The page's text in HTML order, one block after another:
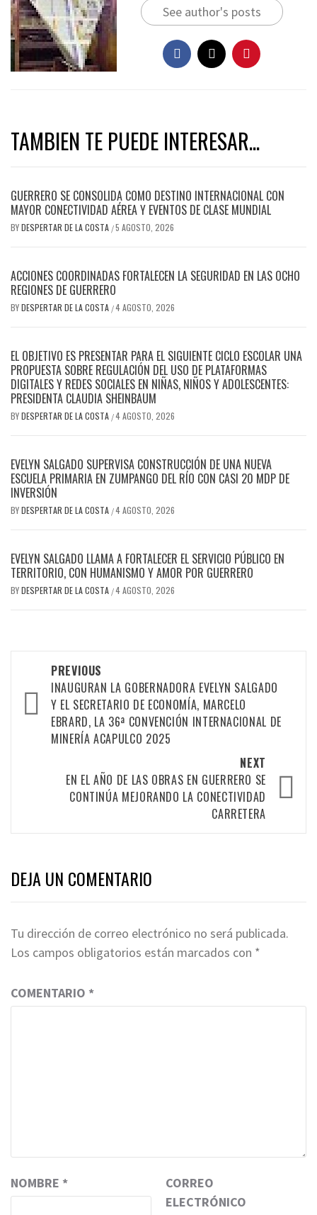
See author's posts
TAMBIEN TE PUEDE INTERESAR...
GUERRERO SE CONSOLIDA COMO DESTINO INTERNACIONAL CON
MAYOR CONECTIVIDAD AÉREA Y EVENTOS DE CLASE MUNDIAL
BYDESPERTAR DE LA COSTA /5 AGOSTO, 2026
ACCIONES COORDINADAS FORTALECEN LA SEGURIDAD EN LAS OCHO
REGIONES DE GUERRERO
BYDESPERTAR DE LA COSTA /4 AGOSTO, 2026
EL OBJETIVO ES PRESENTAR PARA EL SIGUIENTE CICLO ESCOLAR UNA
PROPUESTA SOBRE REGULACIÓN DEL USO DE PLATAFORMAS
DIGITALES Y REDES SOCIALES EN NIÑAS, NIÑOS Y ADOLESCENTES:
PRESIDENTA CLAUDIA SHEINBAUM
BYDESPERTAR DE LA COSTA /4 AGOSTO, 2026
EVELYN SALGADO SUPERVISA CONSTRUCCIÓN DE UNA NUEVA
ESCUELA PRIMARIA EN ZUMPANGO DEL RÍO CON CASI 20 MDP DE
INVERSIÓN
BYDESPERTAR DE LA COSTA /4 AGOSTO, 2026
EVELYN SALGADO LLAMA A FORTALECER EL SERVICIO PÚBLICO EN
TERRITORIO, CON HUMANISMO Y AMOR POR GUERRERO
BYDESPERTAR DE LA COSTA /4 AGOSTO, 2026
navigation
PREVIOUS
INAUGURAN LA GOBERNADORA EVELYN SALGADO
Y EL SECRETARIO DE ECONOMÍA, MARCELO
EBRARD, LA 36ª CONVENCIÓN INTERNACIONAL DE
MINERÍA ACAPULCO 2025
NEXT
EN EL AÑO DE LAS OBRAS EN GUERRERO SE
CONTINÚA MEJORANDO LA CONECTIVIDAD
CARRETERA
DEJA UN COMENTARIO
Tu dirección de correo electrónico no será publicada.
Los campos obligatorios están marcados con *
COMENTARIO *
NOMBRE *
CORREO
ELECTRÓNICO